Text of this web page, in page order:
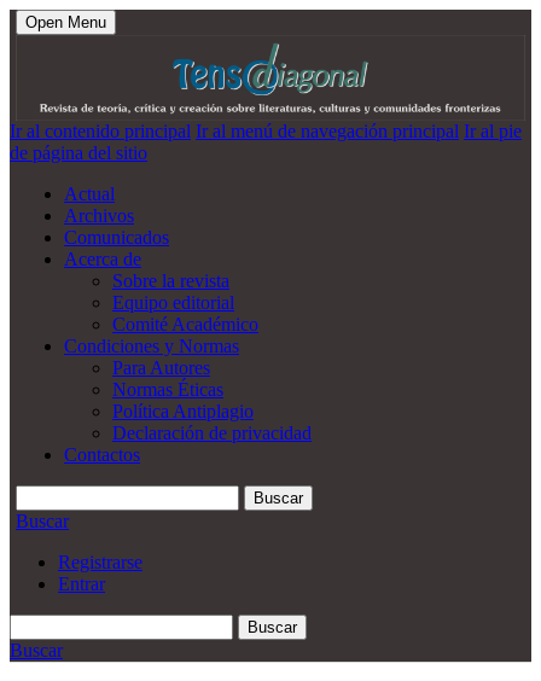
Open Menu
Ir al contenido principal Ir al menú de navegación principal Ir al pie
de página del sitio
Actual
Archivos
Comunicados
Acerca de
Sobre la revista
Equipo editorial
Comité Académico
Condiciones y Normas
Para Autores
Normas Éticas
Política Antiplagio
Declaración de privacidad
Contactos
Buscar
Buscar
Registrarse
Entrar
Buscar
Buscar